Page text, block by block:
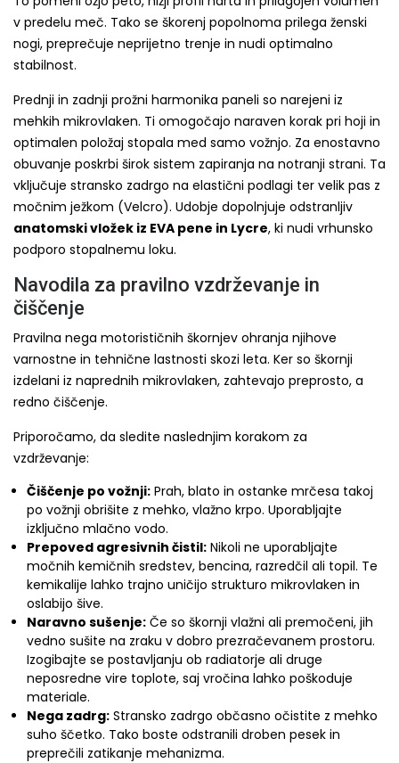
v predelu meč. Tako se škorenj popolnoma prilega ženski
nogi, preprečuje neprijetno trenje in nudi optimalno
stabilnost.
Prednji in zadnji prožni harmonika paneli so narejeni iz
mehkih mikrovlaken. Ti omogočajo naraven korak pri hoji in
optimalen položaj stopala med samo vožnjo. Za enostavno
obuvanje poskrbi širok sistem zapiranja na notranji strani. Ta
vključuje stransko zadrgo na elastični podlagi ter velik pas z
močnim ježkom (Velcro). Udobje dopolnjuje odstranljiv
anatomski vložek iz EVA pene in Lycre, ki nudi vrhunsko
podporo stopalnemu loku.
Navodila za pravilno vzdrževanje in
čiščenje
Pravilna nega motorističnih škornjev ohranja njihove
varnostne in tehnične lastnosti skozi leta. Ker so škornji
izdelani iz naprednih mikrovlaken, zahtevajo preprosto, a
redno čiščenje.
Priporočamo, da sledite naslednjim korakom za
vzdrževanje:
Čiščenje po vožnji: Prah, blato in ostanke mrčesa takoj
po vožnji obrišite z mehko, vlažno krpo. Uporabljajte
izključno mlačno vodo.
Prepoved agresivnih čistil: Nikoli ne uporabljajte
močnih kemičnih sredstev, bencina, razredčil ali topil. Te
kemikalije lahko trajno uničijo strukturo mikrovlaken in
oslabijo šive.
Naravno sušenje: Če so škornji vlažni ali premočeni, jih
vedno sušite na zraku v dobro prezračevanem prostoru.
Izogibajte se postavljanju ob radiatorje ali druge
neposredne vire toplote, saj vročina lahko poškoduje
materiale.
Nega zadrg: Stransko zadrgo občasno očistite z mehko
suho ščetko. Tako boste odstranili droben pesek in
preprečili zatikanje mehanizma.